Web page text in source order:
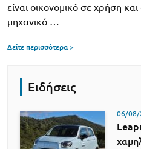
είναι οικονομικό σε χρήση
μηχανικό …
Δείτε περισσότερα >
Ειδήσεις
06/08/